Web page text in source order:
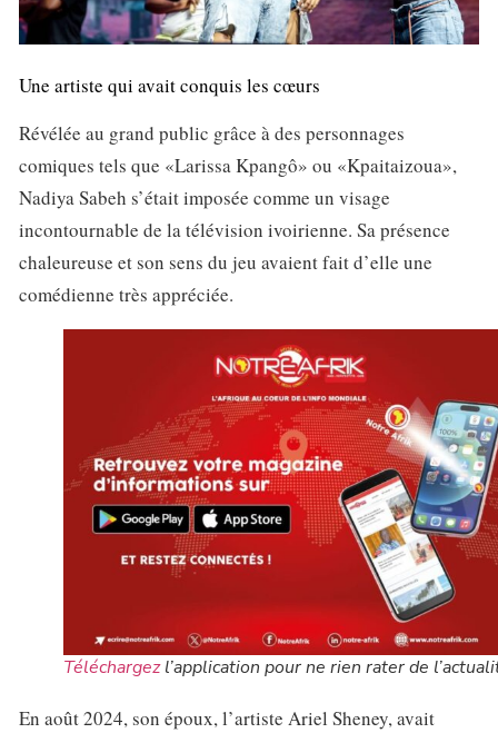
Une artiste qui avait conquis les cœurs
Révélée au grand public grâce à des personnages
comiques tels que «Larissa Kpangô» ou «Kpaitaizoua»,
Nadiya Sabeh s’était imposée comme un visage
incontournable de la télévision ivoirienne. Sa présence
chaleureuse et son sens du jeu avaient fait d’elle une
comédienne très appréciée.
Téléchargezl’application pour ne rien rater de
En août 2024, son époux, l’artiste Ariel Sheney, avait